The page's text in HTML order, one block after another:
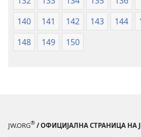
140
141 142 143 144
148
149 150
JW.ORG® / ОФИЦИЈАЛНА СТРАНИЦА НА